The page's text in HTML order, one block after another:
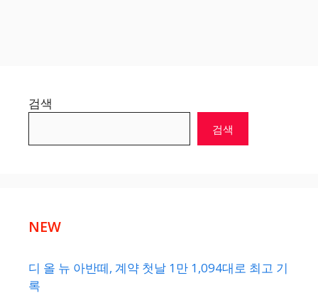
검색
검색
NEW
디 올 뉴 아반떼, 계약 첫날 1만 1,094대로 최고 기
록